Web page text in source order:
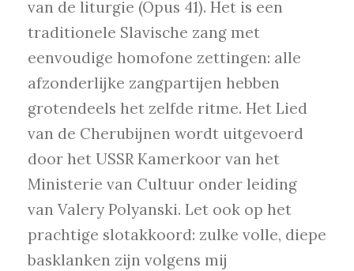
van de liturgie (Opus 41). Het is een
traditionele Slavische zang met
eenvoudige homofone zettingen: alle
afzonderlijke zangpartijen hebben
grotendeels het zelfde ritme. Het Lied
van de Cherubijnen wordt uitgevoerd
door het USSR Kamerkoor van het
Ministerie van Cultuur onder leiding
van Valery Polyanski. Let ook op het
prachtige slotakkoord: zulke volle, diepe
basklanken zijn volgens mij